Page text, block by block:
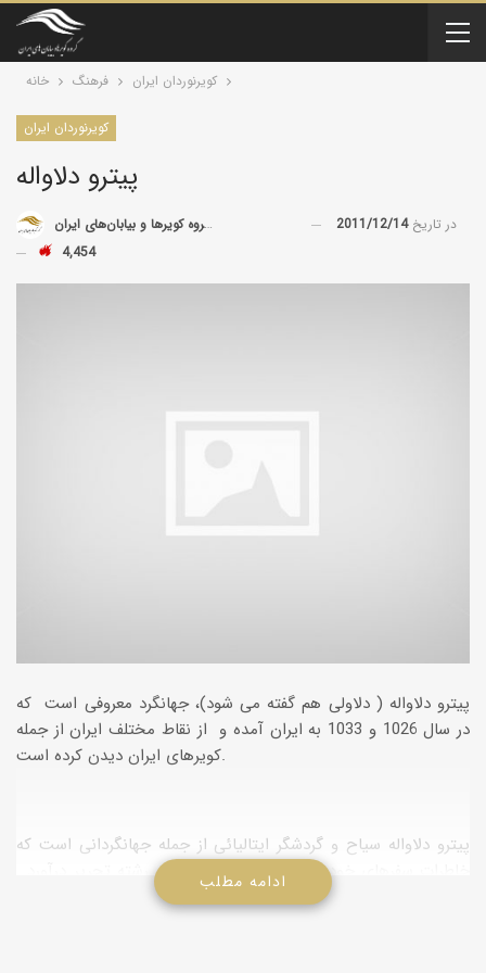
خانه فرهنگ کویرنوردان ایران
کویرنوردان ایران
پیترو دلاواله
توسط گروه کویرها و بیابان‌های ایران در تاریخ2011/12/14
4,454
پیترو دلاواله ( دلاولی هم گفته می شود)، جهانگرد معروفی است که
در سال 1026 و 1033 به ایران آمده و از نقاط مختلف ایران از جمله
کویرهای ایران دیدن کرده است.
پیترو دلاواله سیاح و گردشگر ایتالیائی از جمله جهانگردانی است که
خاطرات سفرهای خود را در بازدید از کشورها به رشته تحریر درآورد .
وی از خود سفرنامه بسیار پر ارزش درباره ترکیه و ایران و هند باقی
ادامه مطلب